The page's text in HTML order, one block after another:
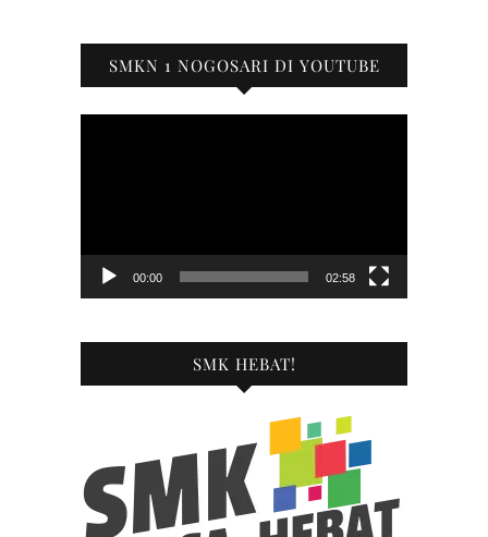
SMKN 1 NOGOSARI DI YOUTUBE
00:00 02:58
SMK HEBAT!